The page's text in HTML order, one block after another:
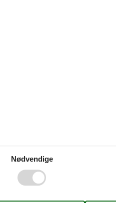
Gratis Internet
Personantal
Danske TV-kanaler (Betalingskanaler)
Nødvendige